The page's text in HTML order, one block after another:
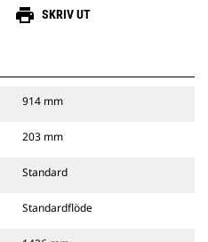
print SKRIV UT
914 mm
203 mm
Standard
Standardflöde